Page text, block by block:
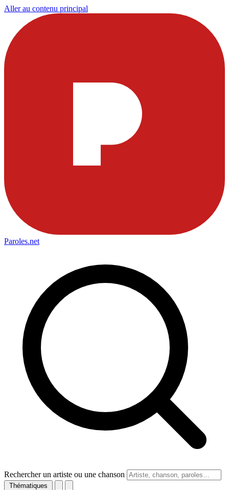
Aller au contenu principal
Paroles.net
Rechercher un artiste ou une chanson
Thématiques